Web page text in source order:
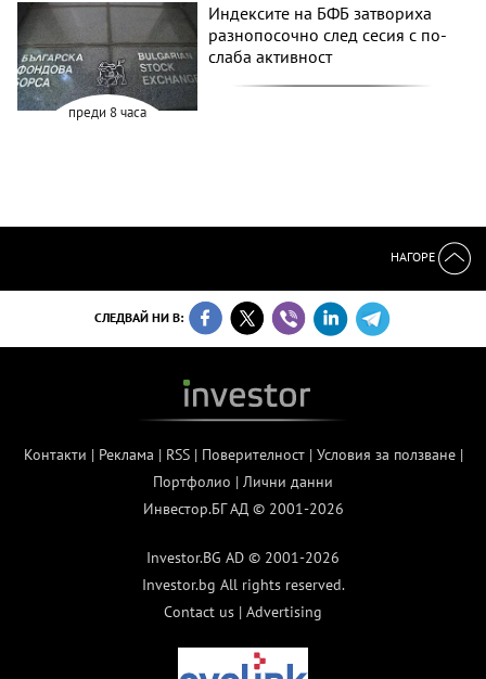
преди 8 часа
Индексите на БФБ затвориха
разнопосочно след сесия с по-
слаба активност
НАГОРЕ
СЛЕДВАЙ НИ В:
Контакти | Реклама | RSS| Поверителност| Условия за ползване|
Портфолио | Лични данни
Инвестор.БГ АД © 2001-2026
Investor.BG AD © 2001-2026
Investor.bg All rights reserved.
Contact us | Advertising